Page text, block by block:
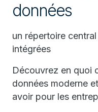
données
un répertoire
intégrées
Découvrez en quoi
données moderne
avoir pour les